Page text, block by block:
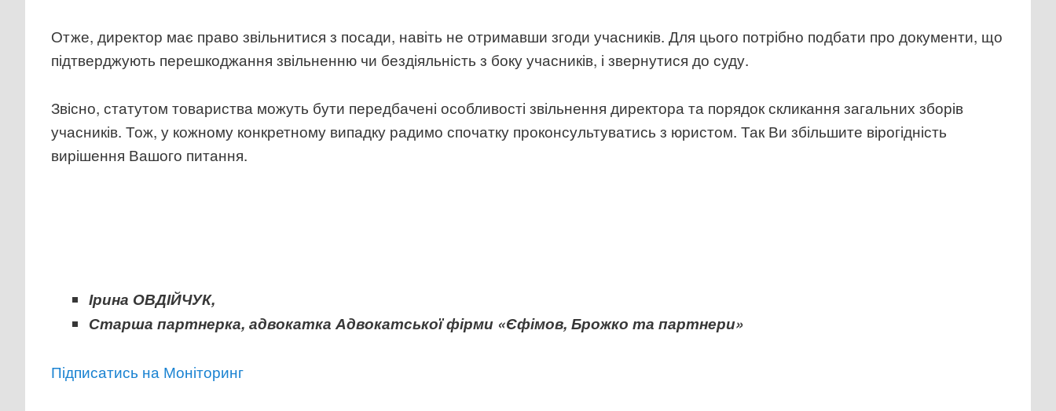
Отже, директор має право звільнитися з посади, навіть не отримавши згоди учасників. Для цього потрібно подбати про документи, що
підтверджують перешкоджання звільненню чи бездіяльність з боку учасників, і звернутися до суду.
Звісно, статутом товариства можуть бути передбачені особливості звільнення директора та порядок скликання загальних зборів
учасників. Тож, у кожному конкретному випадку радимо спочатку проконсультуватись з юристом. Так Ви збільшите вірогідність
вирішення Вашого питання.
Ірина ОВДІЙЧУК,
Старша партнерка, адвокатка Адвокатської фірми «Єфімов, Брожко та партнери»
Підписатись на Моніторинг